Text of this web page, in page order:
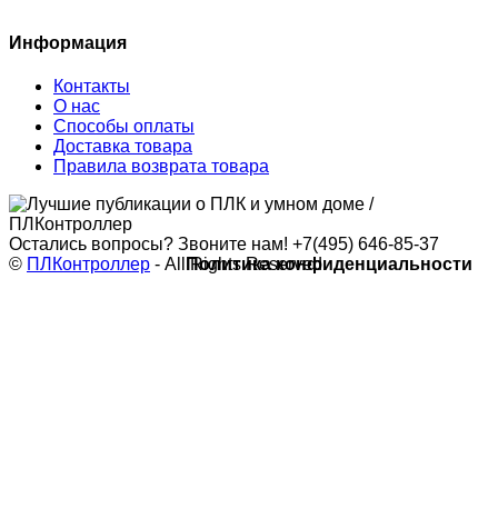
Информация
Контакты
О нас
Способы оплаты
Доставка товара
Правила возврата товара
Остались вопросы? Звоните нам! +7(495) 646-85-37
© ПЛКонтроллер - All Rights Reserved
Политика конфиденциальности